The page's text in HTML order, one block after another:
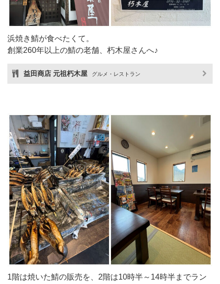
浜焼き鯖が食べたくて。
創業260年以上の鯖の老舗、朽木屋さんへ♪
益田商店 元祖朽木屋 グルメ・レストラン
1階は焼いた鯖の販売を、2階は10時半～14時半までラン